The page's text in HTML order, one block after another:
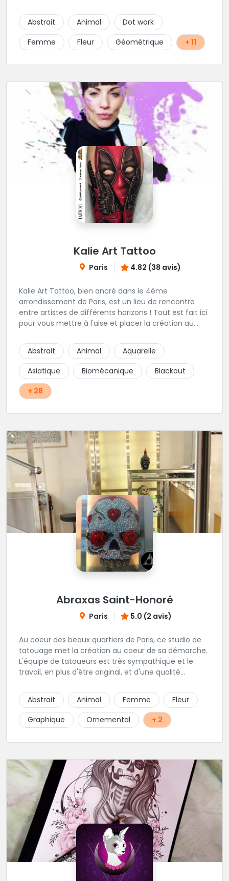
Abstrait
Animal
Dot work
Femme
Fleur Géométrique + 11
Kalie Art Tattoo
Paris 4.82 (38 avis)
Kalie Art Tattoo, bien ancré dans le 4ème
arrondissement de Paris, est un lieu de rencontre
entre artistes de différents horizons ! Tout est fait ici
pour vous mettre à l'aise et placer la création au
Abstrait
Animal
Aquarelle
Asiatique
Biomécanique
Blackout
+ 28
Abraxas Saint-Honoré
Paris 5.0 (2 avis)
Au coeur des beaux quartiers de Paris, ce studio de
tatouage met la création au coeur de sa démarche.
L'équipe de tatoueurs est très sympathique et le
travail, en plus d'être original, et d'une qualité
également proposé. Une adresse de premier choix!
Abstrait Animal Femme
Fleur
Graphique
Ornemental + 2